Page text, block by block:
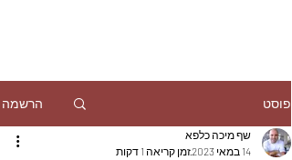
פוסט הרשמה
שף מיכה כלפא
14 במאי 2023
זמן קריאה 1 דקות